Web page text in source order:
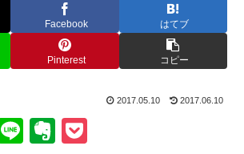
Facebook はてブ
Pinterest コピー
2017.05.10 2017.06.10
F
Li
E